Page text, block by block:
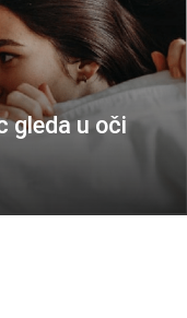
gleda u oči